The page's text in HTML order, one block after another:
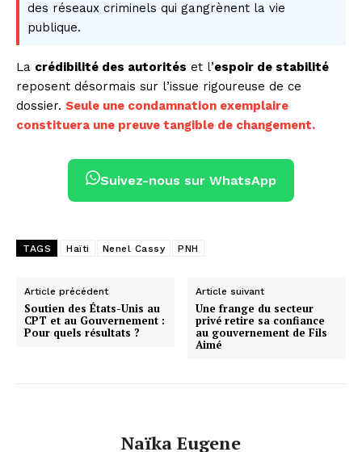
des réseaux criminels qui gangrènent la vie
publique.
La crédibilité des autorités et l’espoir de stabilité
reposent désormais sur l’issue rigoureuse de ce
dossier. Seule une condamnation exemplaire
constituera une preuve tangible de changement.
Suivez-nous sur WhatsApp
TAGS Haïti Nenel Cassy PNH
Article précédent
Soutien des États-Unis au
CPT et au Gouvernement :
Pour quels résultats ?
Article suivant
Une frange du secteur
privé retire sa confiance
au gouvernement de Fils
Aimé
Naïka Eugene